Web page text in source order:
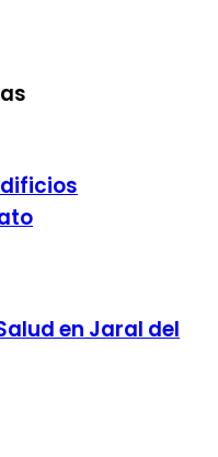
en Jaral del